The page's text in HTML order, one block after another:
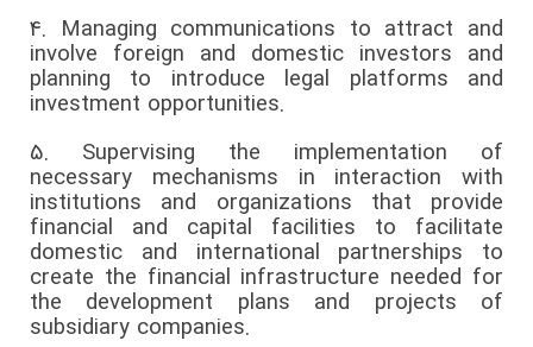
4. Managing communications to attract and
involve foreign and domestic investors and
planning to introduce legal platforms and
investment opportunities.
5. Supervising the implementation of
necessary mechanisms in interaction with
institutions and organizations that provide
financial and capital facilities to facilitate
domestic and international partnerships to
create the financial infrastructure needed for
the development plans and projects of
subsidiary companies.